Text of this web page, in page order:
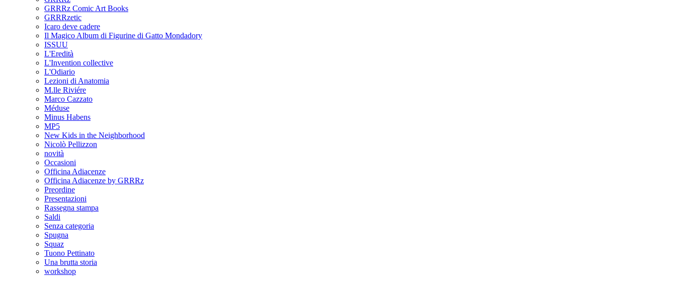
GRRRz Comic Art Books
GRRRzetic
Icaro deve cadere
Il Magico Album di Figurine di Gatto Mondadory
ISSUU
L'Eredità
L'Invention collective
L'Odiario
Lezioni di Anatomia
M.lle Riviére
Marco Cazzato
Méduse
Minus Habens
MP5
New Kids in the Neighborhood
Nicolò Pellizzon
novità
Occasioni
Officina Adiacenze
Officina Adiacenze by GRRRz
Preordine
Presentazioni
Rassegna stampa
Saldi
Senza categoria
Spugna
Squaz
Tuono Pettinato
Una brutta storia
workshop